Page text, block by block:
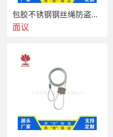
包胶不锈钢钢丝绳防盗头盔螺旋线 PU半透明弹簧线
面议